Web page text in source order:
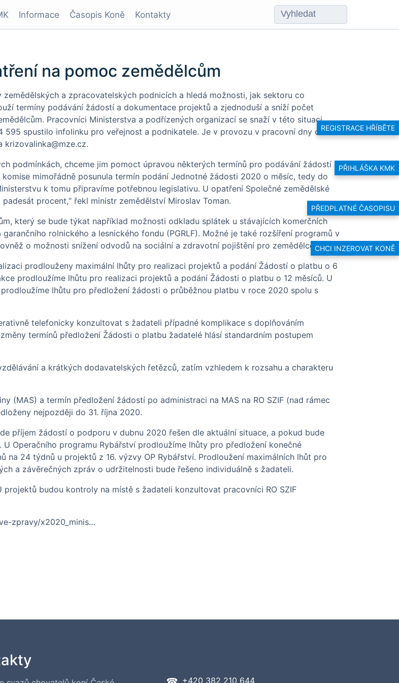
REGISTRACE HŘÍBĚTE
PŘIHLÁŠKA KMK
PŘEDPLATNÉ ČASOPISU
CHCI INZEROVAT KONĚ
Informace Časopis Koně Kontakty
na pomoc zemědělcům
a zpracovatelských podnicích a hledá možnosti, jak sektoru co
termíny podávání žádostí a dokumentace projektů a zjednoduší a sníží počet
Pracovníci Ministerstva a podřízených organizací se snaží v této situaci
595 spustilo infolinku pro veřejnost a podnikatele. Je v provozu v pracovní dny od
krizovalinka@mze.cz.
podmínkách, chceme jim pomoct úpravou některých termínů pro podávání žádostí a
mimořádně posunula termín podání Jednotné žádosti 2020 o měsíc, tedy do
k tomu připravíme potřebnou legislativu. U opatření Společné zemědělské
procent,“ řekl ministr zemědělství Miroslav Toman.
který se bude týkat například možnosti odkladu splátek u stávajících komerčních
rolnického a lesnického fondu (PGRLF). Možné je také rozšíření programů v
o možnosti snížení odvodů na sociální a zdravotní pojištění pro zemědělce.
prodlouženy maximální lhůty pro realizaci projektů a podání Žádostí o platbu o 6
prodloužíme lhůtu pro realizaci projektů a podání Žádosti o platbu o 12 měsíců. U
prodloužíme lhůtu pro předložení žádosti o průběžnou platbu v roce 2020 spolu s
telefonicky konzultovat s žadateli případné komplikace s doplňováním
termínů předložení Žádosti o platbu žadatelé hlásí standardním postupem
a krátkých dodavatelských řetězců, zatím vzhledem k rozsahu a charakteru
(MAS) a termín předložení žádostí po administraci na MAS na RO SZIF (nad rámec
nejpozději do 31. října 2020.
příjem žádostí o podporu v dubnu 2020 řešen dle aktuální situace, a pokud bude
Operačního programu Rybářství prodloužíme lhůty pro předložení konečné
na 24 týdnů u projektů z 16. výzvy OP Rybářství. Prodloužení maximálních lhůt pro
a závěrečných zpráv o udržitelnosti bude řešeno individuálně s žadateli.
budou kontroly na místě s žadateli konzultovat pracovníci RO SZIF
zpravy/x2020_minis…
+420 382 210 644